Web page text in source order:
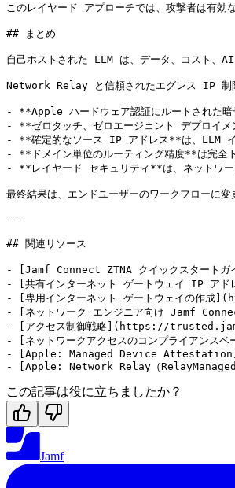
このレイヤード アプローチでは、攻撃者は有
## まとめ
自己ホストされた LLM は、データ、コスト、
Network Relay と信頼されたエグレス IP 制
- **Apple ハードウェア認証にルートされた暗
- **ゼロタッチ、ゼロエージェント デプロイメ
- **確定的なソース IP アドレス**は、LLM イ
- **ドメイン単位のルーティング精度**は完全
- **レイヤード セキュリティ**は、ネットワー
最終結果は、エンドユーザーのワークフローに
---
## 関連リソース
- [Jamf Connect ZTNA クイックスタ
- [共有インターネット ゲートウェイ
- [専用インターネット ゲートウェイの
- [ネットワーク エンジニア向け Jamf
- [アクセス制御戦略](https://
- [ネットワークアクセスのコンプライ
- [Apple: Managed Device
この記事は役に立ちましたか？
Jamf